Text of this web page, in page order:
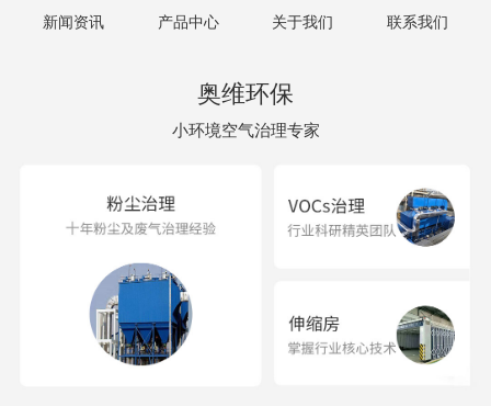
新闻资讯 产品中心 关于我们 联系我们
奥维环保
小环境空气治理专家